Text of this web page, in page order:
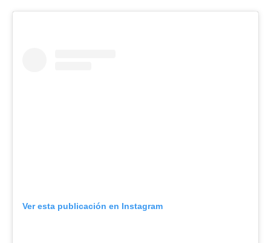
Ver esta publicación en Instagram